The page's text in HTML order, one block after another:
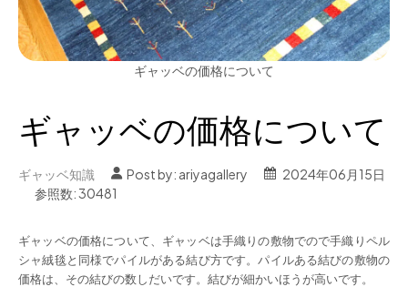
ギャッベの価格について
ギャッベの価格について
ギャッベ知識 Post by: ariyagallery
2024年06月15日
参照数: 30481
ギャッベの価格について、ギャッベは手織りの敷物でので手織りペル
シャ絨毯と同様でパイルがある結び方です。パイルある結びの敷物の
価格は、その結びの数しだいです。結びが細かいほうが高いです。